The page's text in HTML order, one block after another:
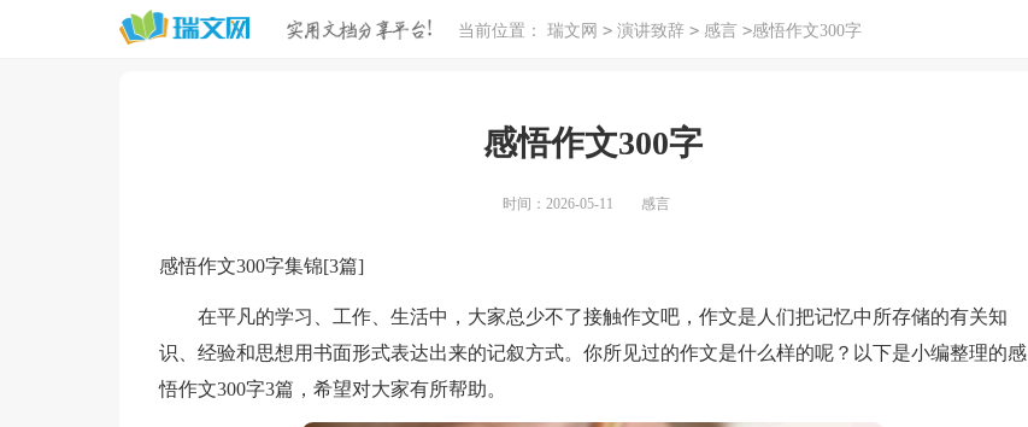
当前位置： 瑞文网 > 演讲致辞 > 感言 >感悟作文300字
感悟作文300字
时间：2026-05-11 感言
感悟作文300字集锦[3篇]
在平凡的学习、工作、生活中，大家总少不了接触作文吧，作文是人们把记忆中所存储的有关知
识、经验和思想用书面形式表达出来的记叙方式。你所见过的作文是什么样的呢？以下是小编整理的感
悟作文300字3篇，希望对大家有所帮助。